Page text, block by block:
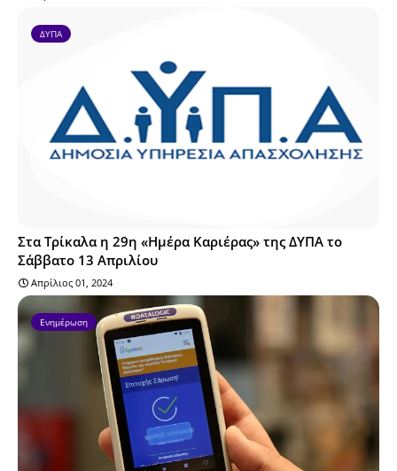
ΔΥΠΑ
Στα Τρίκαλα η 29η «Ημέρα Καριέρας» της ΔΥΠΑ το
Σάββατο 13 Απριλίου
Απρίλιος 01, 2024
Ενημέρωση